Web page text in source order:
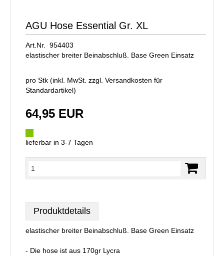
AGU Hose Essential Gr. XL
Art.Nr. 954403
elastischer breiter Beinabschluß. Base Green Einsatz
pro Stk (inkl. MwSt. zzgl. Versandkosten für
Standardartikel)
64,95 EUR
lieferbar in 3-7 Tagen
Produktdetails
elastischer breiter Beinabschluß. Base Green Einsatz
- Die hose ist aus 170gr Lycra